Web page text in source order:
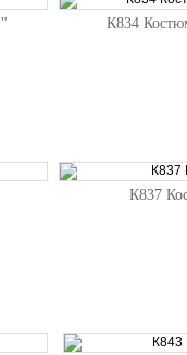
К834
К837